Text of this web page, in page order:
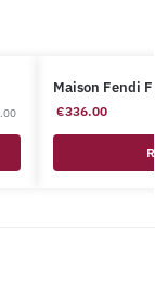
Maison Fendi
€336.00